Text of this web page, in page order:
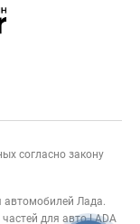
согласно закону
автомобилей Лада.
для авто LADA